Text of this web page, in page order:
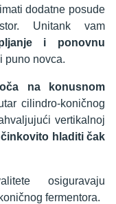
dodatne posude
Unitank vam
i ponovnu
puno novca.
na konusnom
cilindro-koničnog
vertikalnoj
hladiti čak
osiguravaju
fermentora.